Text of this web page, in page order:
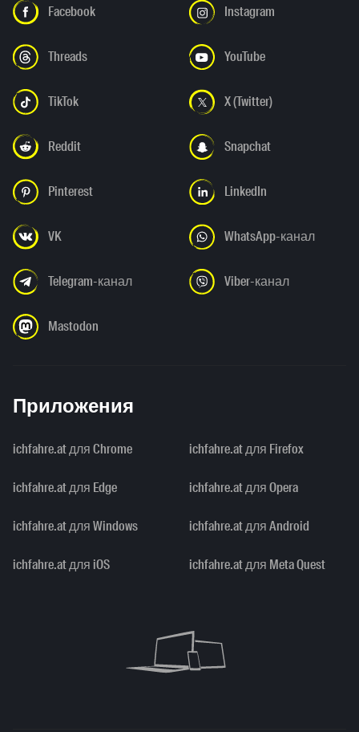
Facebook Instagram
Threads YouTube
TikTok X (Twitter)
Reddit Snapchat
Pinterest LinkedIn
VK WhatsApp-канал
Telegram-канал Viber-канал
Mastodon
Приложения
ichfahre.at для Chrome ichfahre.at для Firefox
ichfahre.at для Edge ichfahre.at для Opera
ichfahre.at для Windows ichfahre.at для Android
ichfahre.at для iOS ichfahre.at для Meta Quest